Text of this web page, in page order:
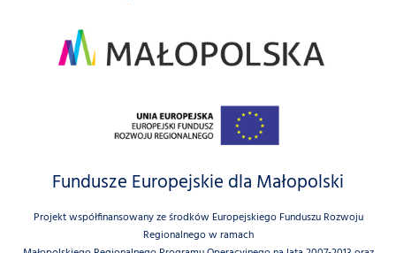
Fundusze Europejskie dla Małopolski
Projekt współfinansowany ze środków Europejskiego Funduszu Rozwoju
Regionalnego w ramach